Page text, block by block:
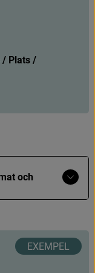
/ Plats /
och
Visa
mer